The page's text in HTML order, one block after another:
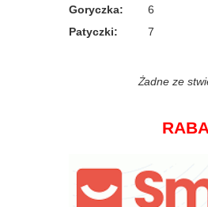
Goryczka:
6
Patyczki: 7
Żadne ze